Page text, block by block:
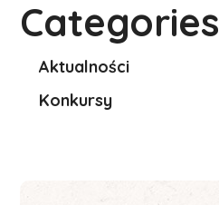
Categories
Aktualności
Konkursy